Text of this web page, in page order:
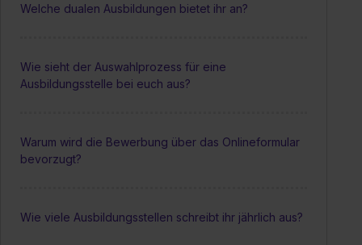
Welche dualen Ausbildungen bietet ihr an?
Wie sieht der Auswahlprozess für eine
Ausbildungsstelle bei euch aus?
Warum wird die Bewerbung über das Onlineformular
bevorzugt?
Wie viele Ausbildungsstellen schreibt ihr jährlich aus?